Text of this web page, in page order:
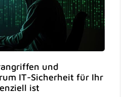
und
IT-Sicherheit für Ihr
ist